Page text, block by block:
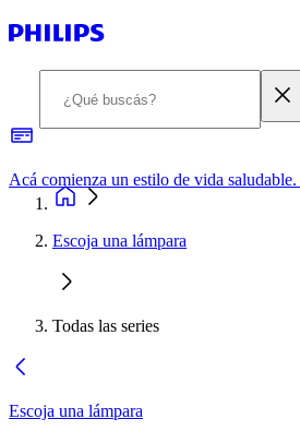
Escoja una lámpara
Todas las series
Escoja una lámpara